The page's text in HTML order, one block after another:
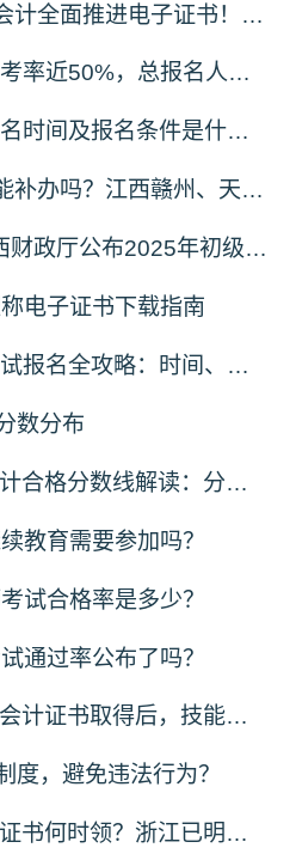
财政厅通知：初级会计全面推进电子证书！纸质证书还发吗？2025年领证时间看这里
2025年注会考试出考率近50%，总报名人数80.44万！
2026年初级会计报名时间及报名条件是什么？在哪里报名？
初级会计证书丢失能补办吗？江西赣州、天津等多地补办流程+材料清单
24018人合格！广西财政厅公布2025年初级会计考试合格人数，成绩查询及后续事项看这里
电子证书下载指南
2026年初级会计考试报名全攻略：时间、条件、入口一文读懂！
数分布
2025年兵团初级会计合格分数线解读：分数线、有效期及证书领取流程
教育需要参加吗？
试合格率是多少？
通过率公布了吗？
2025年河南省初级会计证书取得后，技能提升补贴政策初级1000元
度，避免违法行为？
2025初级会计电子证书何时领？浙江已明确时间，下载流程提前存！